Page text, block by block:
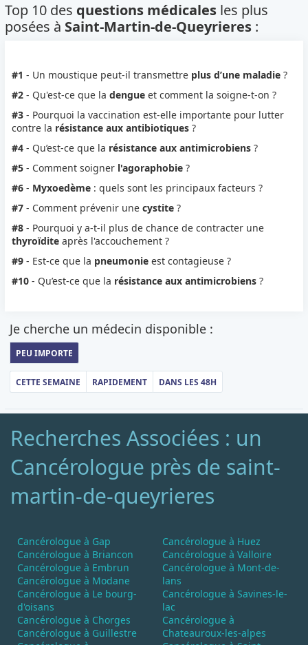
Top 10 des questions médicales les plus
posées à Saint-Martin-de-Queyrieres :
#1 - Un moustique peut-il transmettre plus d’une maladie ?
#2 - Qu'est-ce que ladengue et comment la soigne-t-on ?
#3 - Pourquoi la vaccination est-elle importante pour lutter
contre la résistance aux antibiotiques ?
#4 - Qu’est-ce que la résistance aux antimicrobiens ?
#5 - Comment soigner l'agoraphobie ?
#6 - Myxoedème : quels sont les principaux facteurs ?
#7 - Comment prévenir unecystite ?
#8 - Pourquoi y a-t-il plus de chance de contracter une
thyroïdite après l'accouchement ?
#9 - Est-ce que la pneumonie est contagieuse ?
#10 - Qu’est-ce que la résistance aux antimicrobiens ?
Je cherche un médecin disponible :
PEU IMPORTE
CETTE SEMAINE RAPIDEMENT DANS LES 48H
Recherches Associées : un
Cancérologue près de saint-
martin-de-queyrieres
Cancérologue à Gap
Cancérologue à Briancon
Cancérologue à Embrun
Cancérologue à Modane
Cancérologue à Le bourg-
d'oisans
Cancérologue à Chorges
Cancérologue à Guillestre
Cancérologue à Huez
Cancérologue à Valloire
Cancérologue à Mont-de-
lans
Cancérologue à Savines-le-
lac
Cancérologue à
Chateauroux-les-alpes